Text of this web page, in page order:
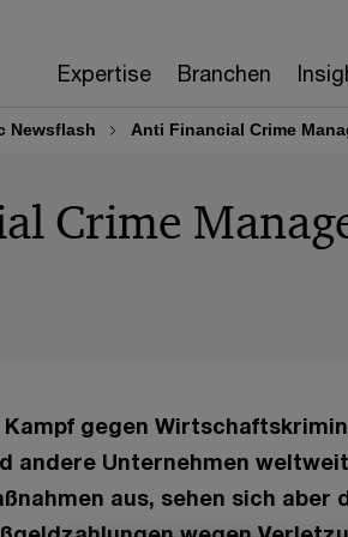
Expertise Branchen
Newsflash Anti Financial Crime
Crime
Kampf gegen
andere Unternehmen
aus, sehen sich aber